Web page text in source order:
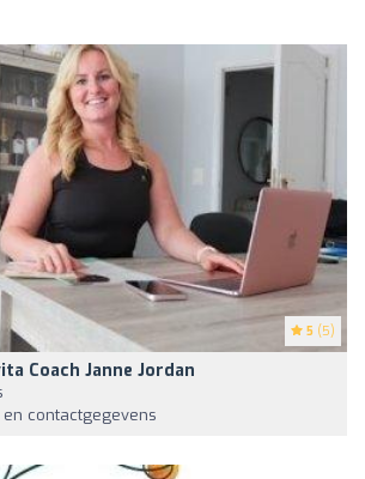
5 (5)
Coach Janne Jordan
contactgegevens